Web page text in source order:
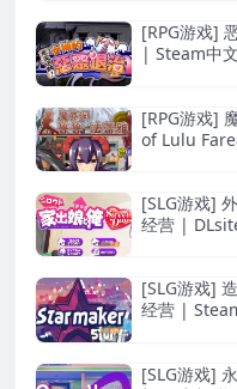
[RPG游戏]
| Steam中
[RPG游戏]
of Lulu
[SLG游戏]
经营 |
[SLG游戏]
经营 |
[SLG游戏]